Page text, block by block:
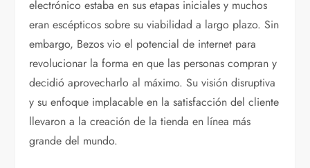
electrónico estaba en sus etapas iniciales y muchos
eran escépticos sobre su viabilidad a largo plazo. Sin
embargo, Bezos vio el potencial de internet para
revolucionar la forma en que las personas compran y
decidió aprovecharlo al máximo. Su visión disruptiva
y su enfoque implacable en la satisfacción del cliente
llevaron a la creación de la tienda en línea más
grande del mundo.